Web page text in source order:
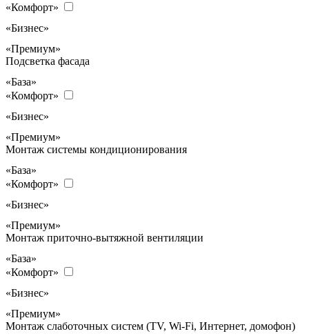
«Комфорт»
«Бизнес»
«Премиум»
Подсветка фасада
«База»
«Комфорт»
«Бизнес»
«Премиум»
Монтаж системы кондиционирования
«База»
«Комфорт»
«Бизнес»
«Премиум»
Монтаж приточно-вытяжной вентиляции
«База»
«Комфорт»
«Бизнес»
«Премиум»
Монтаж слаботочных систем (TV, Wi-Fi, Интернет, домофон)